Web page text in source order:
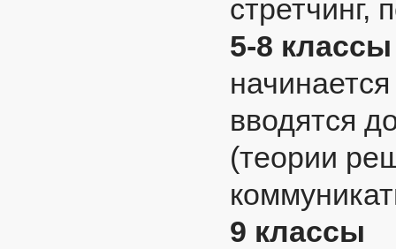
стретчинг,
5-8 классы
вводятся
(теории
9 классы